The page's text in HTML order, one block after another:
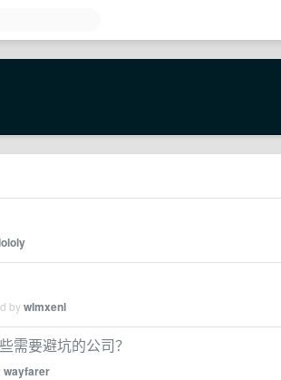
bywlmxenl
需要避坑的公司？
wayfarer